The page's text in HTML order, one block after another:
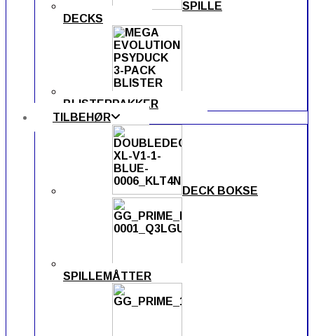
SPILLE
DECKS
BLISTERPAKKER
TILBEHØR
DECK BOKSE
SPILLEMÅTTER